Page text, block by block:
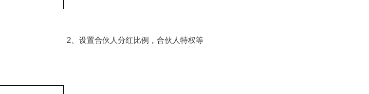
2、设置合伙人分红比例，合伙人特权等